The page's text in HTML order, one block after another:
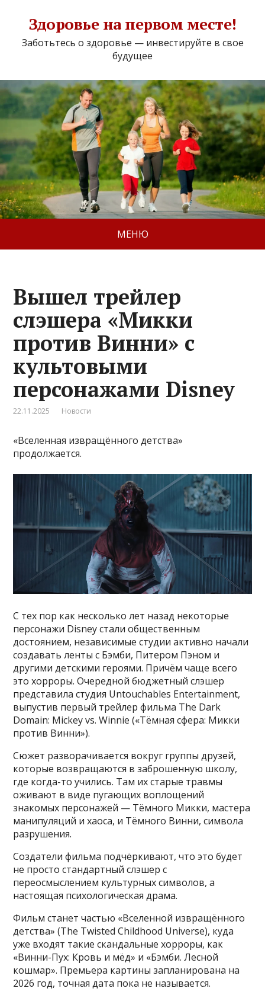
Здоровье на первом месте!
Заботьтесь о здоровье — инвестируйте в свое
будущее
МЕНЮ
Вышел трейлер
слэшера «Микки
против Винни» с
культовыми
персонажами Disney
22.11.2025 Новости
«Вселенная извращённого детства»
продолжается.
С тех пор как несколько лет назад некоторые
персонажи Disney стали общественным
достоянием, независимые студии активно начали
создавать ленты с Бэмби, Питером Пэном и
другими детскими героями. Причём чаще всего
это хорроры. Очередной бюджетный слэшер
представила студия Untouchables Entertainment,
выпустив первый трейлер фильма The Dark
Domain: Mickey vs. Winnie («Тёмная сфера: Микки
против Винни»).
Сюжет разворачивается вокруг группы друзей,
которые возвращаются в заброшенную школу,
где когда-то учились. Там их старые травмы
оживают в виде пугающих воплощений
знакомых персонажей — Тёмного Микки, мастера
манипуляций и хаоса, и Тёмного Винни, символа
разрушения.
Создатели фильма подчёркивают, что это будет
не просто стандартный слэшер с
переосмыслением культурных символов, а
настоящая психологическая драма.
Фильм станет частью «Вселенной извращённого
детства» (The Twisted Childhood Universe), куда
уже входят такие скандальные хорроры, как
«Винни-Пух: Кровь и мёд» и «Бэмби. Лесной
кошмар». Премьера картины запланирована на
2026 год, точная дата пока не называется.